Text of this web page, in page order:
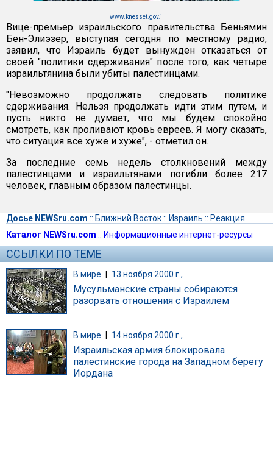
www.knesset.gov.il
Вице-премьер израильского правительства Беньямин
Бен-Элиэзер, выступая сегодня по местному радио,
заявил, что Израиль будет вынужден отказаться от
своей "политики сдерживания" после того, как четыре
израильтянина были убиты палестинцами.
"Невозможно продолжать следовать политике
сдерживания. Нельзя продолжать идти этим путем, и
пусть никто не думает, что мы будем спокойно
смотреть, как проливают кровь евреев. Я могу сказать,
что ситуация все хуже и хуже", - отметил он.
За последние семь недель столкновений между
палестинцами и израильтянами погибли более 217
человек, главным образом палестинцы.
Досье NEWSru.com :: Ближний Восток:: Израиль :: Реакция
Каталог NEWSru.com :: Информационные интернет-ресурсы
ССЫЛКИ ПО ТЕМЕ
В мире | 13 ноября 2000 г.,
Мусульманские страны собираются
разорвать отношения с Израилем
В мире 14 ноября 2000 г.,
Израильская армия блокировала
палестинские города на Западном берегу
Иордана